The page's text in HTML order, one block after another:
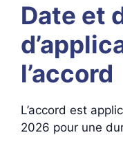
Date et
l’accord
L’accord est
2026 pour une